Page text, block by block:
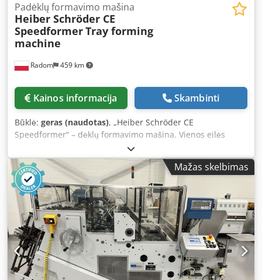
Radom 459 km
Padėklų formavimo mašina
Heiber Schröder CE
SpeedformerTray forming
machine
Kainos informacija Skambinti
Būklė: geras (naudotas), „Heiber Schröder CE
Speedformer“ – dėklų formavimo mašina. Vienos eilės
mašina, pagaminta „Heiber & Schröder“ įmonės, Vokietija.
Pagaminimo metai: 2022 m. Aprašymas: Šia mašina galima
gaminti įvairią pakuotę, tokią kaip dėklai, dėklai su
dangčiais, hermetiški dėklai (sandarūs – iškloti PE plėvele),
„clam-shell“ tipo dėklai (skirti mėsainiams), bulvytės, kiniški
patiekalai (kūgio formos) ir kt. Crodpfx Aozlafhom Rjf
Komplekte yra dokumentacija, įrankiai, priedai ir šalto klijų
sistema.
Mažas skelbimas